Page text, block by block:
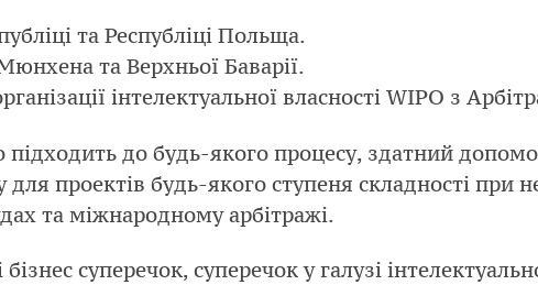
та Республіці Польща.
та Верхньої Баварії.
інтелектуальної власності WIPO з
підходить до будь-якого процесу, здатний
для проектів будь-якого ступеня складності при
та міжнародному арбітражі.
суперечок, суперечок у галузі